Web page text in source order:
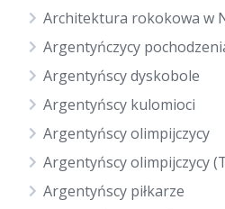
Architektura rokokowa w
Argentyńczycy
Argentyńscy dyskobole
Argentyńscy kulomioci
Argentyńscy olimpijczycy
Argentyńscy olimpijczycy
Argentyńscy piłkarze